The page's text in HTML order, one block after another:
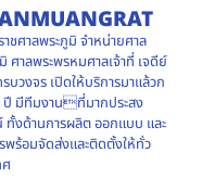
าชศาลพระภูมิ จำหน่ายศาล
ศาลพระพรหมศาลเจ้าที่ เจดีย์
บวงจร เปิดให้บริการมาแล้วก
ปี มีทีมงานที่มากประสง
ทั้งด้านการผลิต ออกแบบ และ
พร้อมจัดส่งและติดตั้งให้ทั่ว
ศ